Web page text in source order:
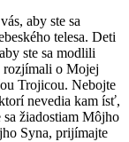
aby ste sa
telesa. Deti
ste sa modlili
rozjímali o Mojej
Trojicou. Nebojte
nevedia kam ísť,
žiadostiam Môjho
Syna, prijímajte